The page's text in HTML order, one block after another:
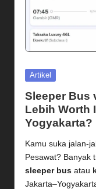
Posted
Artikel
Sleeper Bus
Lebih Worth
Yogyakarta?
Kamu suka jalan-
Pesawat? Banyak
sleeper busatau